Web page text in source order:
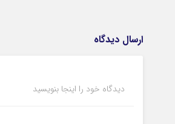
ارسال دیدگاه
دیدگاه خود را اینجا بنویسید